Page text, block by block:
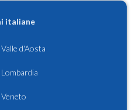
italiane
Valle d'Aosta
Lombardia
Veneto